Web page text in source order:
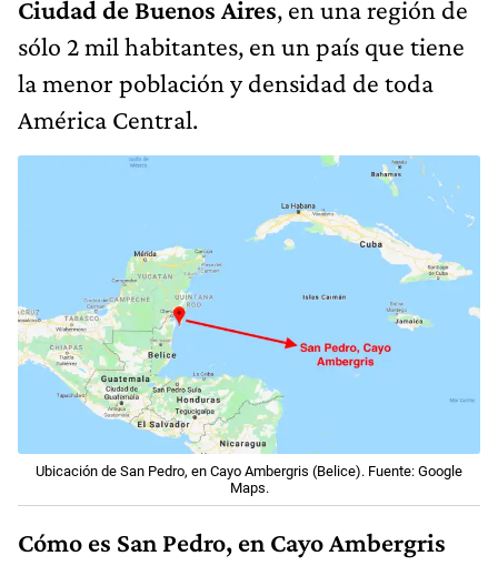
Ciudad de Buenos Aires, en una región de
sólo 2 mil habitantes, en un país que tiene
la menor población y densidad de toda
América Central.
Ubicación de San Pedro, en Cayo Ambergris (Belice). Fuente: Google
Maps.
Cómo es San Pedro, en Cayo Ambergris